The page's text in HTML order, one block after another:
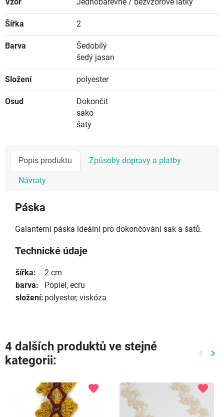
Vzor Jednobarevné / bezvzorové látky
Šířka 2
Barva
Šedobílý
šedý jasan
Složení polyester
Osud
Dokončit
sako
šaty
Popis produktu Způsoby dopravy a platby
Návraty
Páska
Galanterní páska ideální pro dokončování sak a šatů.
Technické údaje
šířka:
2 cm
barva:
Popiel, ecru
složení: polyester, viskóza
4 dalších produktů ve stejné
kategorii:
keyboard_arrow_left keyboard_arrow_right
favorite favorite